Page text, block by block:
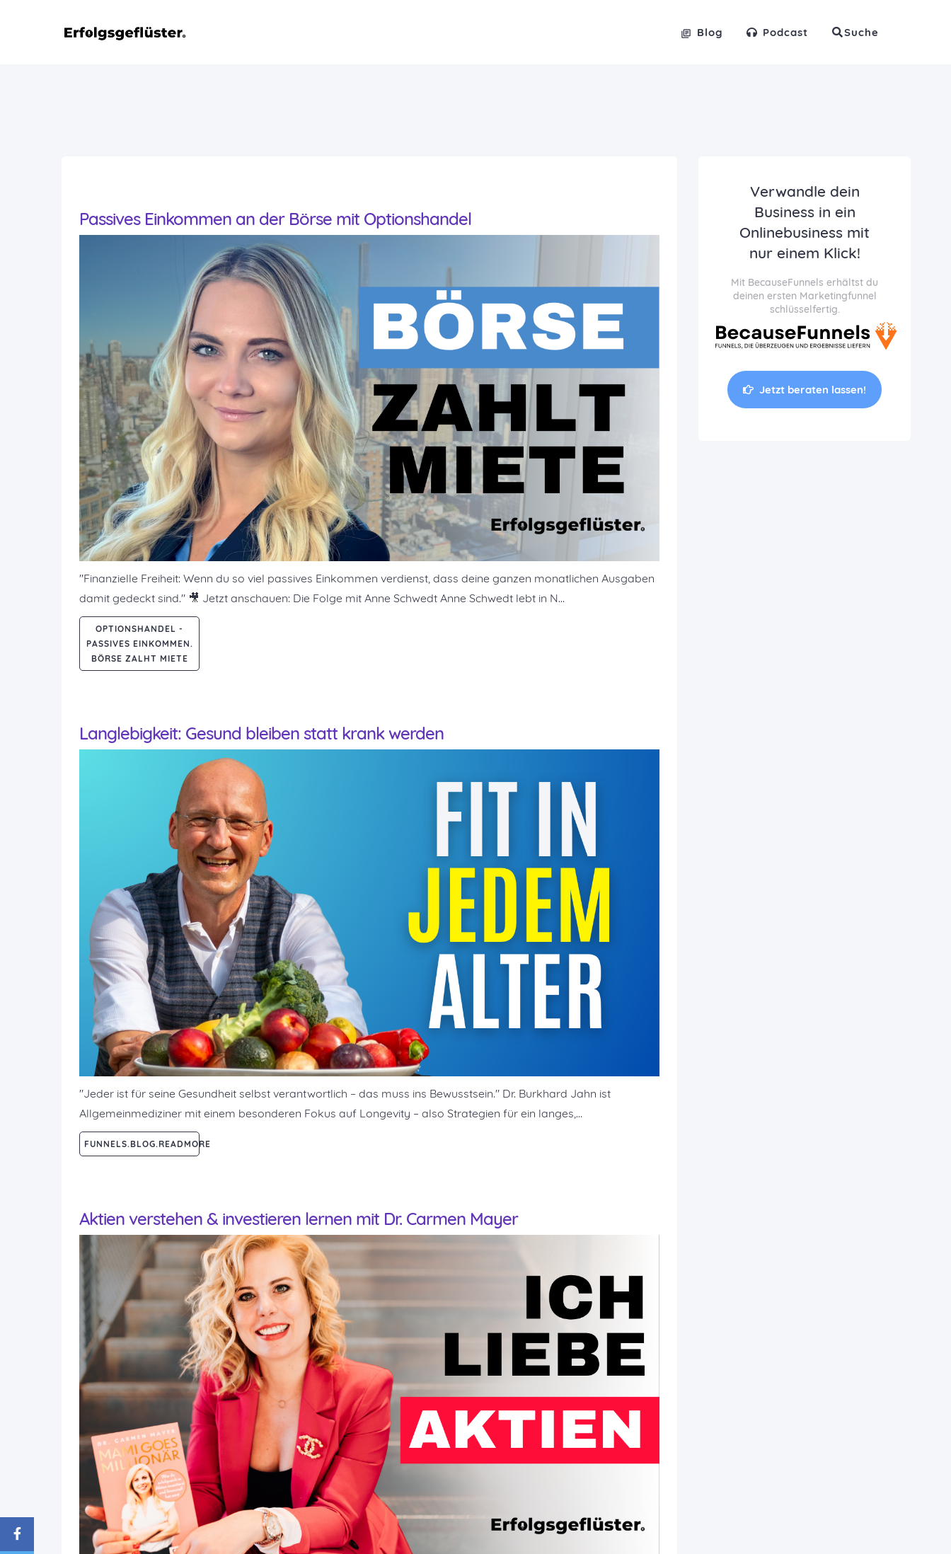
Blog Podcast Suche
Passives Einkommen an der Börse mit Optionshandel
"Finanzielle Freiheit: Wenn du so viel passives Einkommen verdienst, dass deine ganzen monatlichen Ausgaben
damit gedeckt sind." 🎥 Jetzt anschauen: Die Folge mit Anne Schwedt Anne Schwedt lebt in N…
OPTIONSHANDEL -
PASSIVES EINKOMMEN.
BÖRSE ZALHT MIETE
Langlebigkeit: Gesund bleiben statt krank werden
"Jeder ist für seine Gesundheit selbst verantwortlich – das muss ins Bewusstsein." Dr. Burkhard Jahn ist
Allgemeinmediziner mit einem besonderen Fokus auf Longevity – also Strategien für ein langes,…
FUNNELS.BLOG.READMORE
Aktien verstehen & investieren lernen mit Dr. Carmen Mayer
Verwandle dein
Business in ein
Onlinebusiness mit
nur einem Klick!
Mit BecauseFunnels erhältst du
deinen ersten Marketingfunnel
schlüsselfertig.
Jetzt beraten lassen!